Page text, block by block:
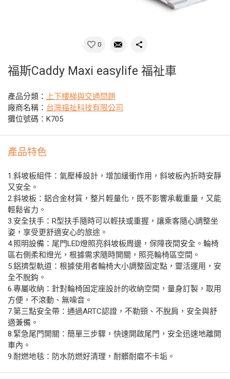
0
福斯Caddy Maxi easylife 福祉車
產品分類：
上下樓梯與交通問題
廠商名稱： 台灣福祉科技有限公司
攤位號碼：K705
產品特色
1.斜坡板組件：氣壓棒設計，增加緩衝作用，斜坡板內折時安靜
又安全。
2.斜坡板：鋁合金材質，整片輕量化，既不影響承載重量，又能
輕鬆省力。
3.安全扶手：R型扶手隨時可以輕扶或重握，讓乘客隨心調整坐
姿，享受更舒適安心的旅途。
4.照明設備：尾門LED燈照亮斜坡板周邊，保障夜間安全。輪椅
區右側柔和燈光，根據需求隨時開關，照亮輪椅區空間。
5.鋁擠型軌道：根據使用者輪椅大小調整固定點，靈活運用，安
全不脫鈎。
6.專屬收納：針對輪椅固定座設計的收納空間，量身訂製，取用
方便，不滾動、無噪音。
7.第三點安全帶：通過ARTC認證，不勒頸、不脫肩，安全與舒
適兼備。
8.緊急尾門開關：簡單三步驟，快速開啟尾門，安全迅速地離開
車內。
9.耐燃地毯：防水防燃好清理，耐髒耐磨不卡垢。